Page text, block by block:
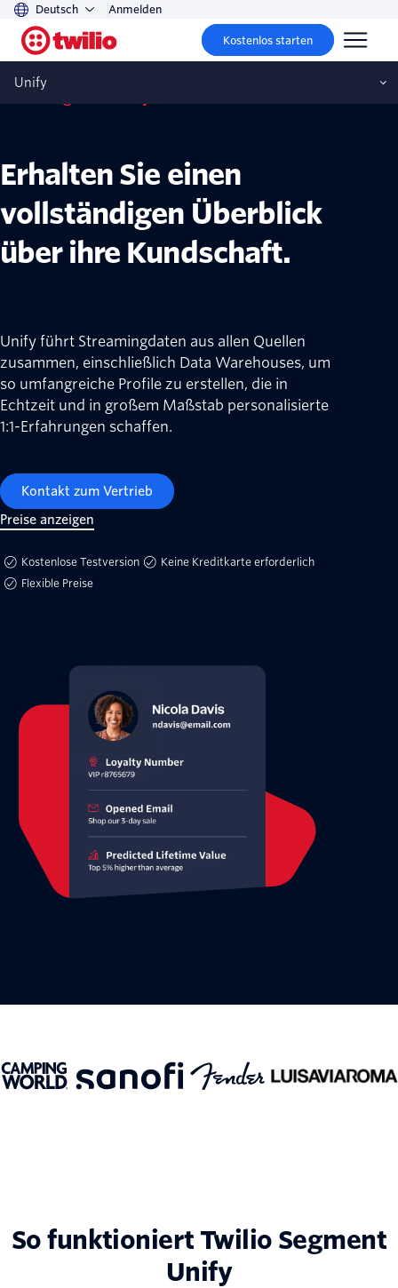
Deutsch Anmelden
Kostenlos starten
Unify
Erhalten Sie einen
vollständigen Überblick
über ihre Kundschaft.
Unify führt Streamingdaten aus allen Quellen
zusammen, einschließlich Data Warehouses, um
so umfangreiche Profile zu erstellen, die in
Echtzeit und in großem Maßstab personalisierte
1:1-Erfahrungen schaffen.
Kontakt zum Vertrieb
Preise anzeigen
Kostenlose Testversion
Keine Kreditkarte erforderlich
Flexible Preise
So funktioniert Twilio Segment
Unify